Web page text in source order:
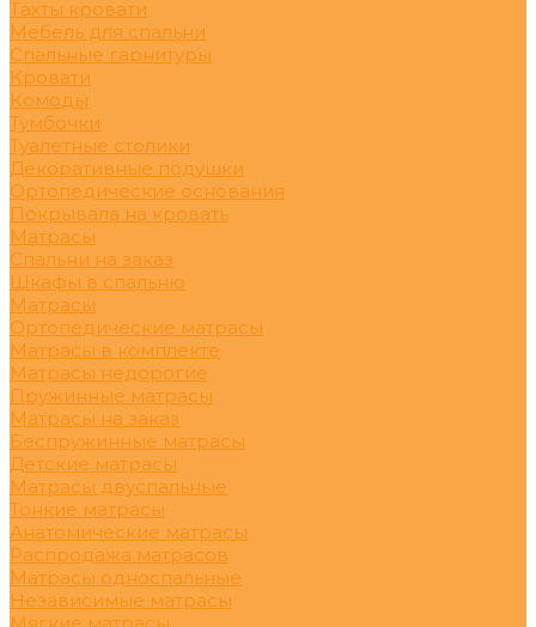
Тахты кровати
Мебель для спальни
Спальные гарнитуры
Кровати
Комоды
Тумбочки
Туалетные столики
Декоративные подушки
Ортопедические основания
Покрывала на кровать
Матрасы
Спальни на заказ
Шкафы в спальню
Матрасы
Ортопедические матрасы
Матрасы в комплекте
Матрасы недорогие
Пружинные матрасы
Матрасы на заказ
Беспружинные матрасы
Детские матрасы
Матрасы двуспальные
Тонкие матрасы
Анатомические матрасы
Распродажа матрасов
Матрасы односпальные
Независимые матрасы